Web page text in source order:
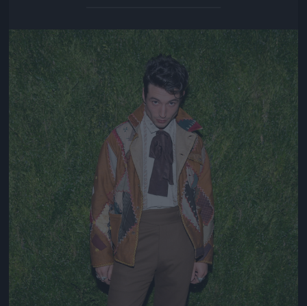
Jön még kép!